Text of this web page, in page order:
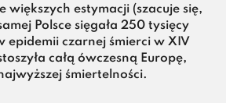
estymacji (szacuje się,
Polsce sięgała 250 tysięcy
epidemii czarnej śmierci w XIV
całą ówczesną Europę,
śmiertelności.